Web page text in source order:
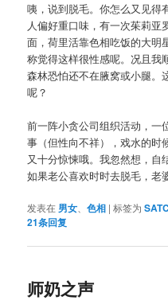
咦，说到脱毛。你怎么又见得
人偏好重口味，有一次茱莉亚
面，荷里活靠色相吃饭的大明
称觉得这样很性感呢。况且我
森林恐怕还不在腋窝或小腿。
呢？
前一阵小贪公司组织活动，一
事（但性向不祥），戏水的时
又十分惊悚哦。我忽然想，自
如果老公喜欢时时去脱毛，老
发表在 男女 、色相 |标签为 SATC
21条回复
师奶之声